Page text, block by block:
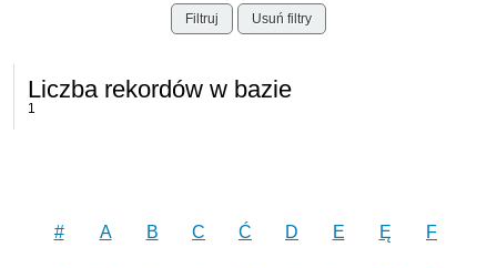
Filtruj Usuń filtry
Liczba rekordów w bazie
1
# A B C Ć D E Ę F